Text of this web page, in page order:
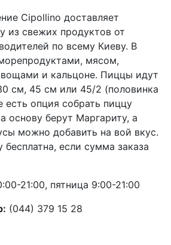
Cipollino доставляет
из свежих продуктов от
по всему Киеву. В
мясом,
и кальцоне. Пиццы идут
см, 45 см или 45/2 (половинка
опция собрать пиццу
основу берут Маргариту, а
можно добавить на вой вкус.
если сумма заказа
21:00, пятница 9:00-21:00
(044) 379 15 28